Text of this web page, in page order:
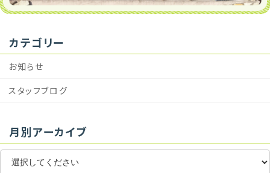
カテゴリー
お知らせ
スタッフブログ
月別アーカイブ